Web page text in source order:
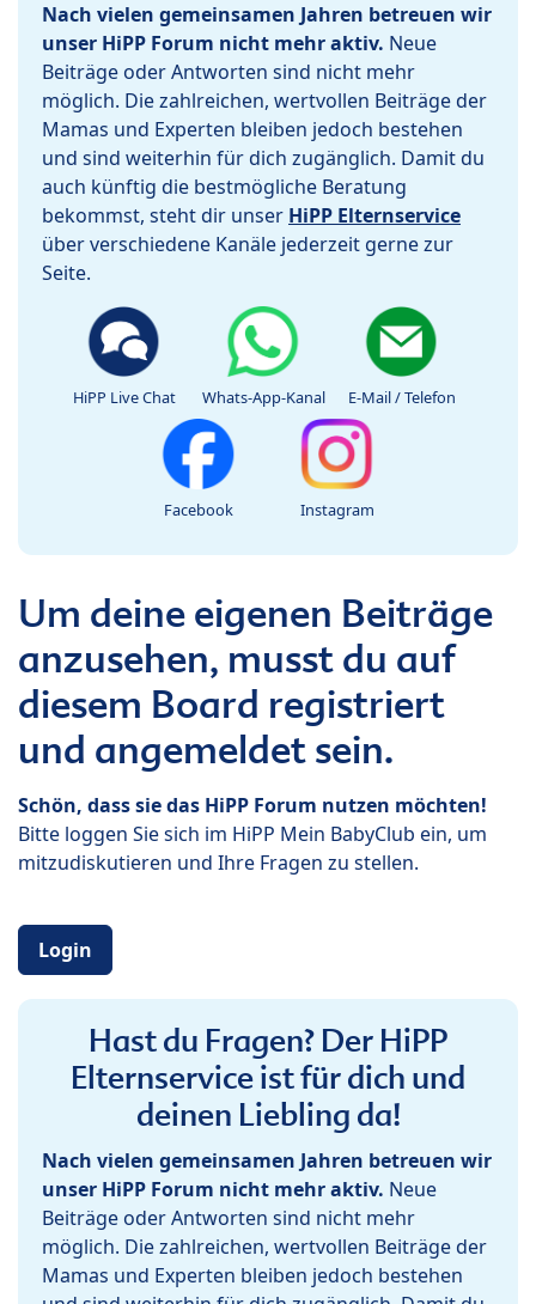
Nach vielen gemeinsamen Jahren betreuen wir
unser HiPP Forum nicht mehr aktiv. Neue
Beiträge oder Antworten sind nicht mehr
möglich. Die zahlreichen, wertvollen Beiträge der
Mamas und Experten bleiben jedoch bestehen
und sind weiterhin für dich zugänglich. Damit du
auch künftig die bestmögliche Beratung
bekommst, steht dir unser HiPP Elternservice
über verschiedene Kanäle jederzeit gerne zur
Seite.
HiPP Live Chat Whats-App-Kanal E-Mail / Telefon
Facebook Instagram
Um deine eigenen Beiträge
anzusehen, musst du auf
diesem Board registriert
und angemeldet sein.
Schön, dass sie das HiPP Forum nutzen möchten!
Bitte loggen Sie sich im HiPP Mein BabyClub ein, um
mitzudiskutieren und Ihre Fragen zu stellen.
Login
Hast du Fragen? Der HiPP
Elternservice ist für dich und
deinen Liebling da!
Nach vielen gemeinsamen Jahren betreuen wir
unser HiPP Forum nicht mehr aktiv. Neue
Beiträge oder Antworten sind nicht mehr
möglich. Die zahlreichen, wertvollen Beiträge der
Mamas und Experten bleiben jedoch bestehen